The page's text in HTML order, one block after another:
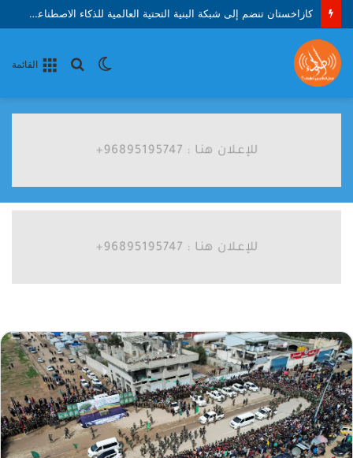
كازاخستان تنضم إلى شبكة البنية التحتية العالمية للذكاء الاصطناعي التابعة لشركة فايربيرد
القائمة
بحث الوضع